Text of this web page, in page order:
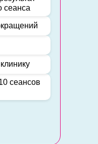
сеанса
сеансов